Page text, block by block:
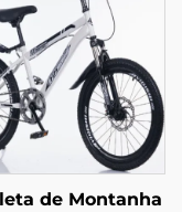
para Meninos
Garfo de
Aço
de Montanha